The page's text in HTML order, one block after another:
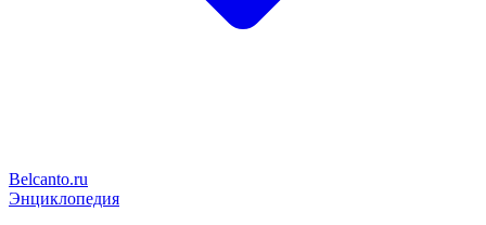
Belcanto.ru
Энциклопедия